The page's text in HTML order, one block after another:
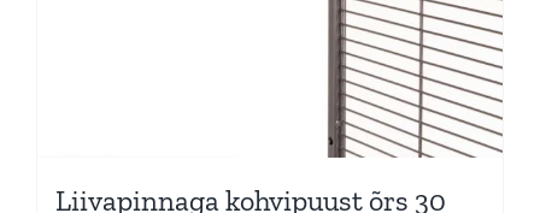
Liivapinnaga kohvipuust õrs 30